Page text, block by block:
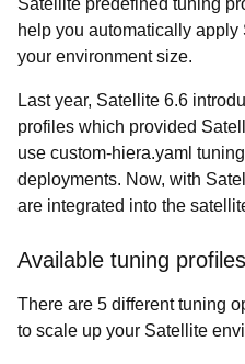
Satellite predefined tuning
help you automatically
your environment size.
Last year, Satellite 6.6
profiles which provided
use custom-hiera.yaml
deployments. Now, with
are integrated into the
Available tuning profiles
There are 5 different tuning
to scale up your Satellite